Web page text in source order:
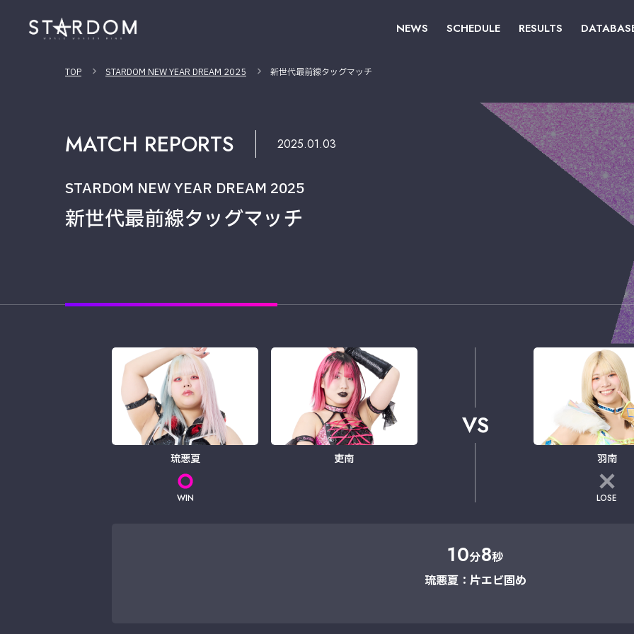
NEWS SCHEDULE RESULTS
TOP STARDOM NEW YEAR DREAM 2025 新世代最前線タッグマッチ
MATCH REPORTS 2025.01.03
STARDOM NEW YEAR DREAM 2025
新世代最前線タッグマッチ
琉悪夏
WIN
吏南
VS
羽南
LOSE
10分8秒
琉悪夏：片エビ固め